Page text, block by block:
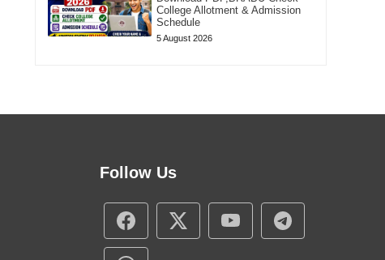
College Allotment & Admission
Schedule
5 August 2026
Follow Us